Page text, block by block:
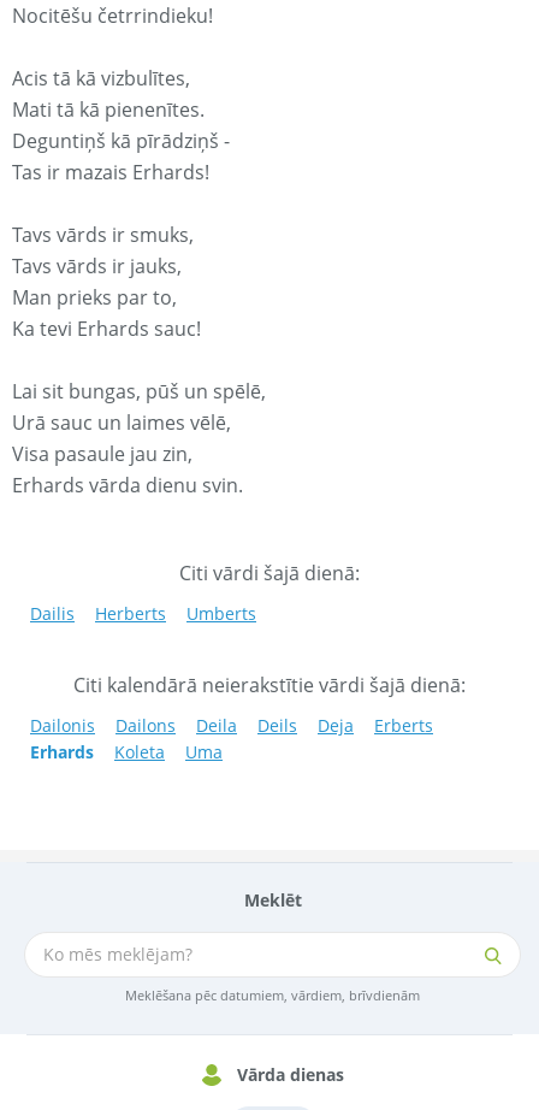
Meklēt
Meklēšana pēc datumiem, vārdiem, brīvdienām
Vārda dienas
Nocitēšu četrrindieku!
Acis tā kā vizbulītes,
Mati tā kā pienenītes.
Deguntiņš kā pīrādziņš -
Tas ir mazais Erhards!
Tavs vārds ir smuks,
Tavs vārds ir jauks,
Man prieks par to,
Ka tevi Erhards sauc!
Lai sit bungas, pūš un spēlē,
Urā sauc un laimes vēlē,
Visa pasaule jau zin,
Erhards vārda dienu svin.
Citi vārdi šajā dienā:
Dailis Herberts Umberts
Citi kalendārā neierakstītie vārdi šajā dienā:
Dailonis Dailons Deila Deils Deja
Erberts
Erhards
Koleta Uma